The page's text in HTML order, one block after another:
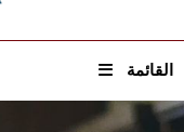
القائمة